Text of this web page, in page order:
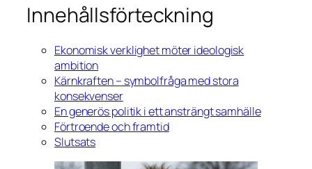
Innehållsförteckning
Ekonomisk verklighet möter ideologisk
ambition
Kärnkraften – symbolfråga med stora
konsekvenser
En generös politik i ett ansträngt samhälle
Förtroende och framtid
Slutsats